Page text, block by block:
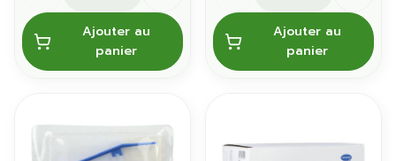
Ajouter au
panier
Ajouter au
panier